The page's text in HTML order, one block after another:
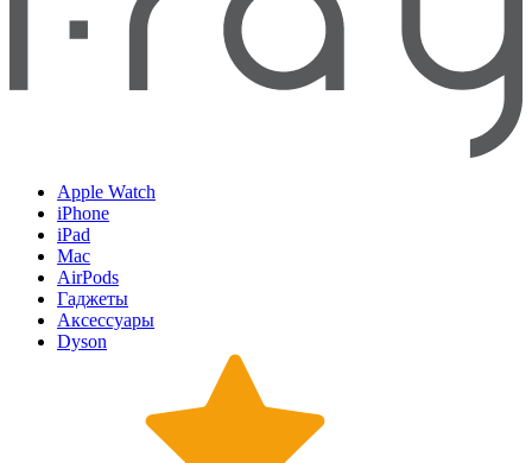
Apple Watch
iPhone
iPad
Mac
AirPods
Гаджеты
Аксессуары
Dyson